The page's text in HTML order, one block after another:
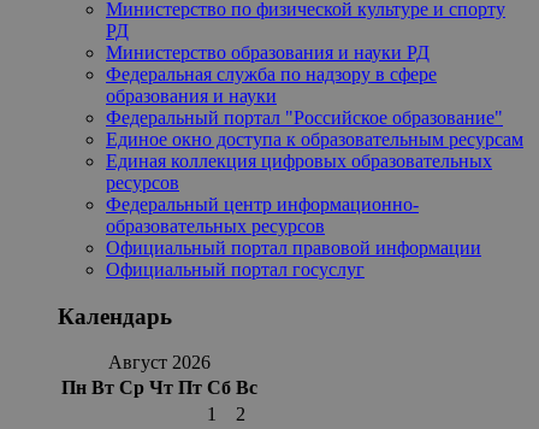
Министерство по физической культуре и спорту
РД
Министерство образования и науки РД
Федеральная служба по надзору в сфере
образования и науки
Федеральный портал "Российское образование"
Единое окно доступа к образовательным ресурсам
Единая коллекция цифровых образовательных
ресурсов
Федеральный центр информационно-
образовательных ресурсов
Официальный портал правовой информации
Официальный портал госуслуг
Календарь
Август 2026
Пн Вт Ср Чт Пт Сб Вс
1
2